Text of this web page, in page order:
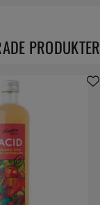
PRODUKTER